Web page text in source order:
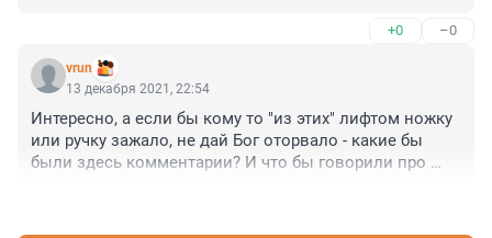
+0 –0
vrun
13 декабря 2021, 22:54
Интересно, а если бы кому то "из этих" лифтом ножку
или ручку зажало, не дай Бог оторвало - какие бы
были здесь комментарии? И что бы говорили про